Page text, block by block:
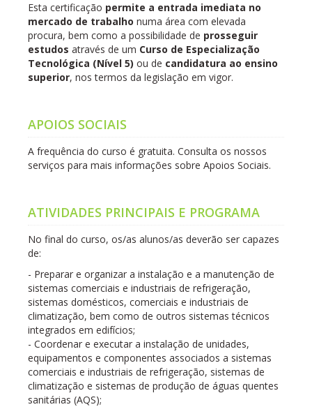
Esta certificação permite a entrada imediata no
mercado de trabalho numa área com elevada
procura, bem como a possibilidade de prosseguir
estudos através de um Curso de Especialização
Tecnológica (Nível 5) ou de candidatura ao ensino
superior, nos termos da legislação em vigor.
APOIOS SOCIAIS
A frequência do curso é gratuita. Consulta os nossos
serviços para mais informações sobre Apoios Sociais.
ATIVIDADES PRINCIPAIS E PROGRAMA
No final do curso, os/as alunos/as deverão ser capazes
de:
- Preparar e organizar a instalação e a manutenção de
sistemas comerciais e industriais de refrigeração,
sistemas domésticos, comerciais e industriais de
climatização, bem como de outros sistemas técnicos
integrados em edifícios;
- Coordenar e executar a instalação de unidades,
equipamentos e componentes associados a sistemas
comerciais e industriais de refrigeração, sistemas de
climatização e sistemas de produção de águas quentes
sanitárias (AQS);